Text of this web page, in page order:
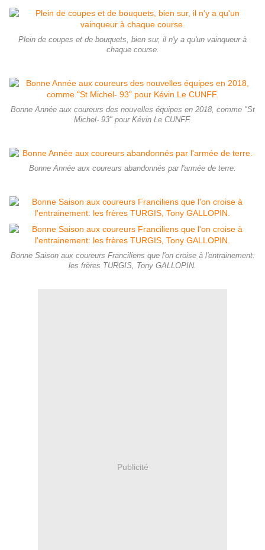
Plein de coupes et de bouquets, bien sur, il n'y a qu'un vainqueur à
chaque course.
Bonne Année aux coureurs des nouvelles équipes en 2018, comme "St
Michel- 93" pour Kévin Le CUNFF.
Bonne Année aux coureurs abandonnés par l'armée de terre.
Bonne Saison aux coureurs Franciliens que l'on croise à l'entrainement:
les frères TURGIS, Tony GALLOPIN.
Publicité